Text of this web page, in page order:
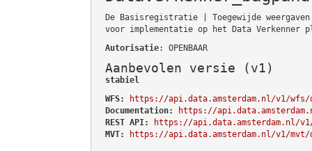
De Basisregistratie | Toegewijde
voor implementatie op het Data Verkenner
Autorisatie: OPENBAAR
Aanbevolen versie (v1)
stabiel
WFS:
https://api.data.amsterdam.nl/v1/wfs/
Documentation:
https://
REST API:
https://api.data.amsterdam.nl/v1/
MVT:
https://api.data.amsterdam.nl/v1/mvt/